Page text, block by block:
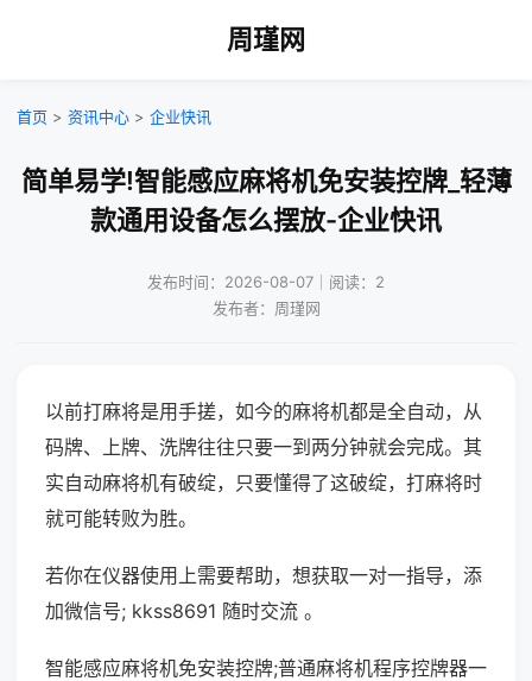
周瑾网
首页 > 资讯中心 > 企业快讯
简单易学!智能感应麻将机免安装控牌_轻薄
款通用设备怎么摆放-企业快讯
发布时间：2026-08-07｜阅读：2
发布者：周瑾网
以前打麻将是用手搓，如今的麻将机都是全自动，从
码牌、上牌、洗牌往往只要一到两分钟就会完成。其
实自动麻将机有破绽，只要懂得了这破绽，打麻将时
就可能转败为胜。
若你在仪器使用上需要帮助，想获取一对一指导，添
加微信号; kkss8691 随时交流 。
智能感应麻将机免安装控牌;普通麻将机程序控牌器一